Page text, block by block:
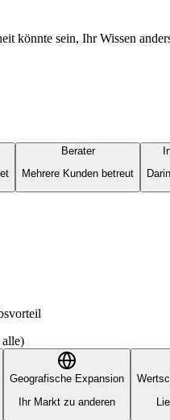
könnte sein, Ihr Wissen
Berater
Mehrere Kunden betreut
alle)
Geografische Expansion
Ihr Markt zu anderen